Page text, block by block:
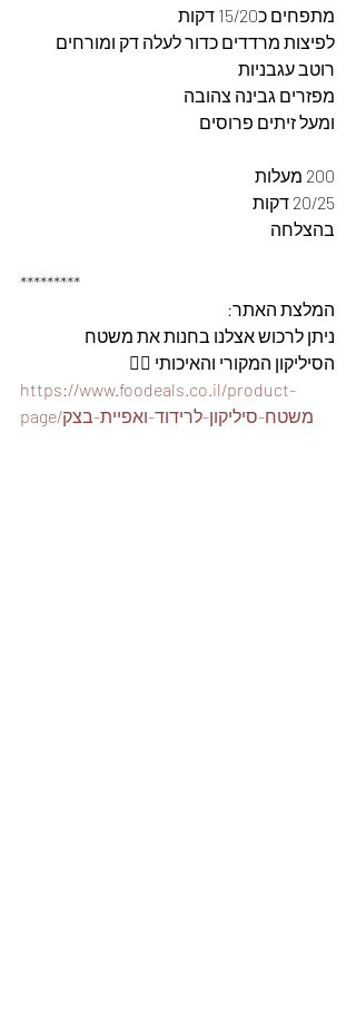
מתפחים כ15/20 דקות
לפיצות מרדדים כדור לעלה דק ומורחים
רוטב עגבניות
מפזרים גבינה צהובה
ומעל זיתים פרוסים
200 מעלות
20/25 דקות
בהצלחה
*********
המלצת האתר:
ניתן לרכוש אצלנו בחנות את משטח
הסיליקון המקורי והאיכותי 👇🏽
https://www.foodeals.co.il/product-
page/משטח-סיליקון-לרידוד-ואפיית-בצק